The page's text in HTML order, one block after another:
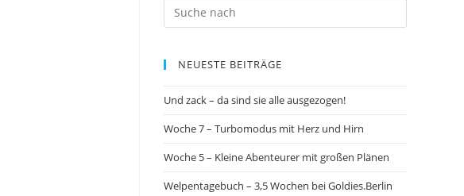
NEUESTE BEITRÄGE
Und zack – da sind sie alle ausgezogen!
Woche 7 – Turbomodus mit Herz und Hirn
Woche 5 – Kleine Abenteurer mit großen Plänen
Welpentagebuch – 3,5 Wochen bei Goldies.Berlin